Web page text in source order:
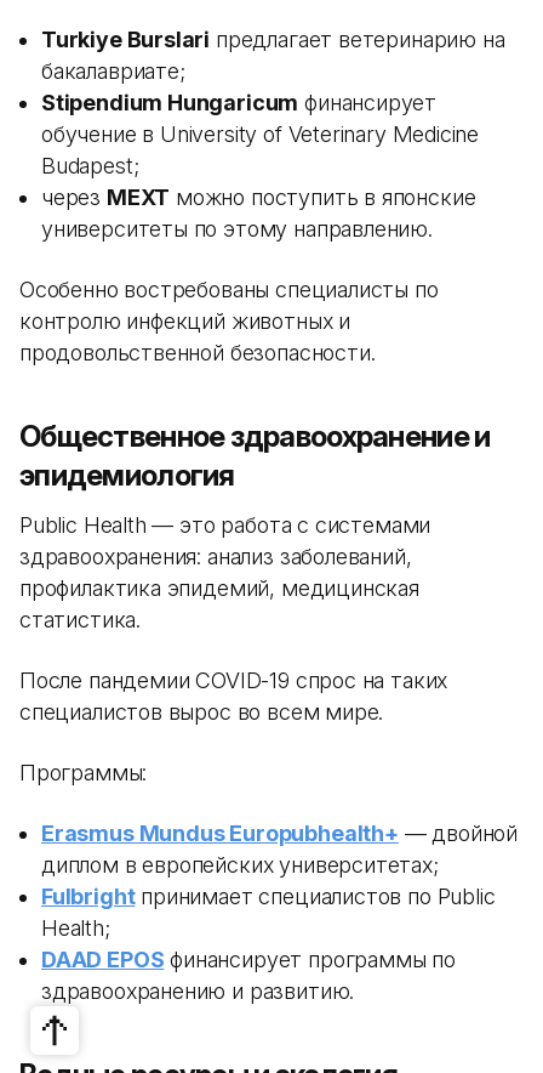
Turkiye Burslari предлагает ветеринарию на
бакалавриате;
Stipendium Hungaricum финансирует
обучение в University of Veterinary Medicine
Budapest;
через MEXT можно поступить в японские
университеты по этому направлению.
Особенно востребованы специалисты по
контролю инфекций животных и
продовольственной безопасности.
Общественное здравоохранение и
эпидемиология
Public Health — это работа с системами
здравоохранения: анализ заболеваний,
профилактика эпидемий, медицинская
статистика.
После пандемии COVID-19 спрос на таких
специалистов вырос во всем мире.
Программы:
Erasmus Mundus Europubhealth+ — двойной
диплом в европейских университетах;
Fulbrightпринимает специалистов по Public
Health;
DAAD EPOS финансирует программы по
здравоохранению и развитию.